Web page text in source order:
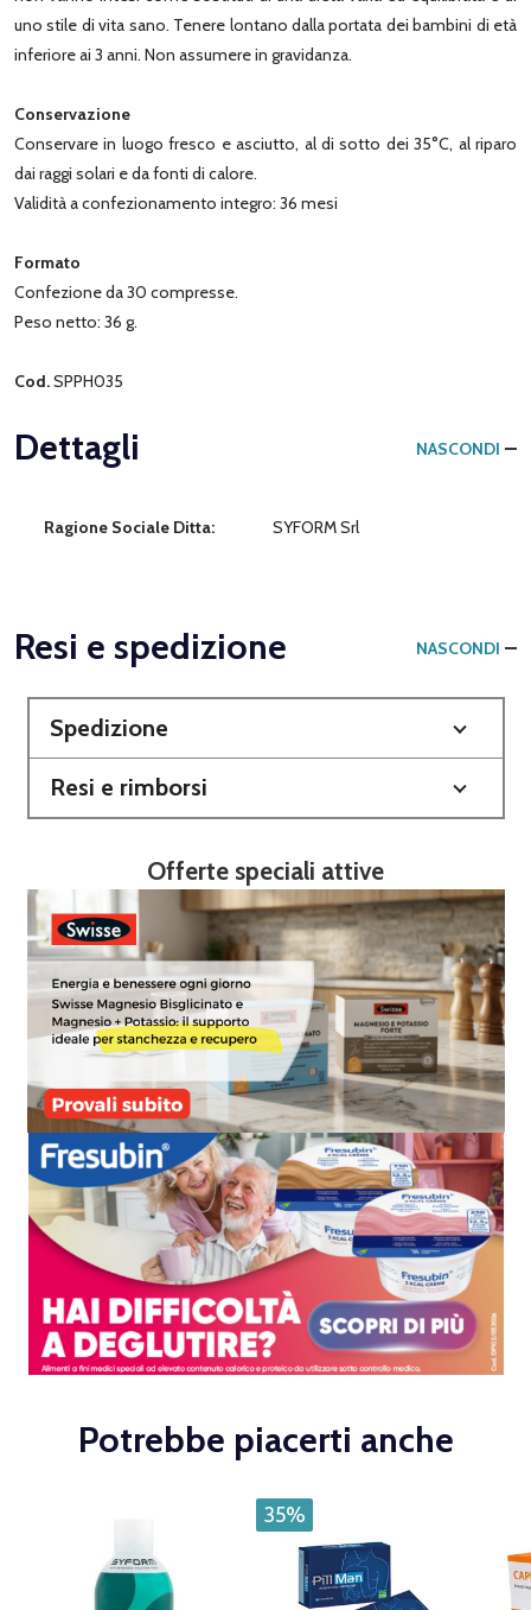
uno stile di vita sano. Tenere lontano dalla portata dei bambini di età
inferiore ai 3 anni. Non assumere in gravidanza.
Conservazione
Conservare in luogo fresco e asciutto, al di sotto dei 35°C, al riparo
dai raggi solari e da fonti di calore.
Validità a confezionamento integro: 36 mesi
Formato
Confezione da 30 compresse.
Peso netto: 36 g.
Cod.SPPH035
Dettagli NASCONDI
Ragione Sociale Ditta: SYFORM Srl
Resi e spedizione NASCONDI
Spedizione
Resi e rimborsi
Offerte speciali attive
Potrebbe piacerti anche
35%